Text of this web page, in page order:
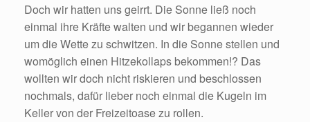
Doch wir hatten uns geirrt. Die Sonne ließ noch
einmal ihre Kräfte walten und wir begannen wieder
um die Wette zu schwitzen. In die Sonne stellen und
womöglich einen Hitzekollaps bekommen!? Das
wollten wir doch nicht riskieren und beschlossen
nochmals, dafür lieber noch einmal die Kugeln im
Keller von der Freizeitoase zu rollen.